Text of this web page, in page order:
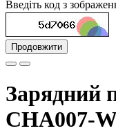
Введіть код з
Продовжити
Зарядний
CHA007-